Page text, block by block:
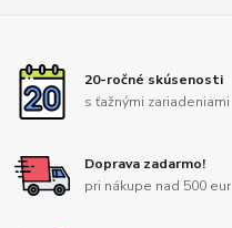
20-ročné skúsenosti
s ťažnými zariadeniami
Doprava zadarmo!
pri nákupe nad 500 eur